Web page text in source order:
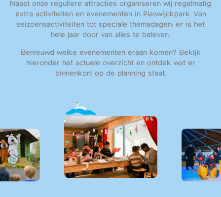
Naast onze reguliere attracties organiseren wij regelmatig
extra activiteiten en evenementen in Plaswijckpark. Van
seizoensactiviteiten tot speciale themadagen: er is het
hele jaar door van alles te beleven.
Benieuwd welke evenementen eraan komen? Bekijk
hieronder het actuele overzicht en ontdek wat er
binnenkort op de planning staat.